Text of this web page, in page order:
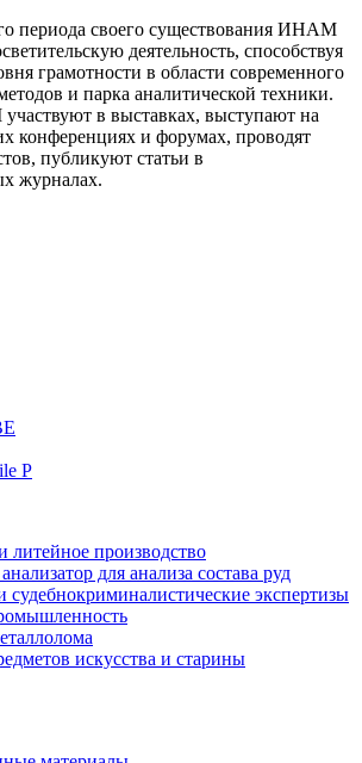
периода своего существования ИНАМ
деятельность, способствуя
грамотности в области современного
и парка аналитической техники.
в выставках, выступают на
конференциях и форумах, проводят
публикуют статьи в
журналах.
P
литейное производство
для анализа состава руд
экспертизы
искусства и старины